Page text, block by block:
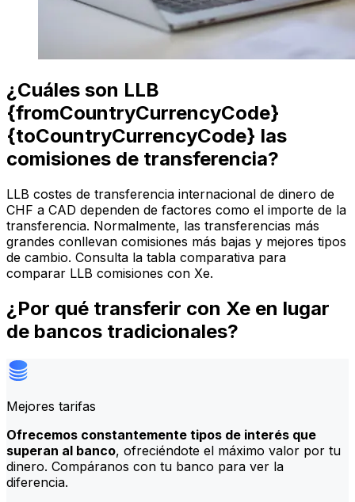
¿Cuáles son LLB
{fromCountryCurrencyCode}
{toCountryCurrencyCode} las
comisiones de transferencia?
LLB costes de transferencia internacional de dinero de
CHF a CAD dependen de factores como el importe de la
transferencia. Normalmente, las transferencias más
grandes conllevan comisiones más bajas y mejores tipos
de cambio. Consulta la tabla comparativa para
comparar LLB comisiones con Xe.
¿Por qué transferir con Xe en lugar
de bancos tradicionales?
Mejores tarifas
Ofrecemos constantemente tipos de interés que
superan al banco, ofreciéndote el máximo valor por tu
dinero. Compáranos con tu banco para ver la
diferencia.